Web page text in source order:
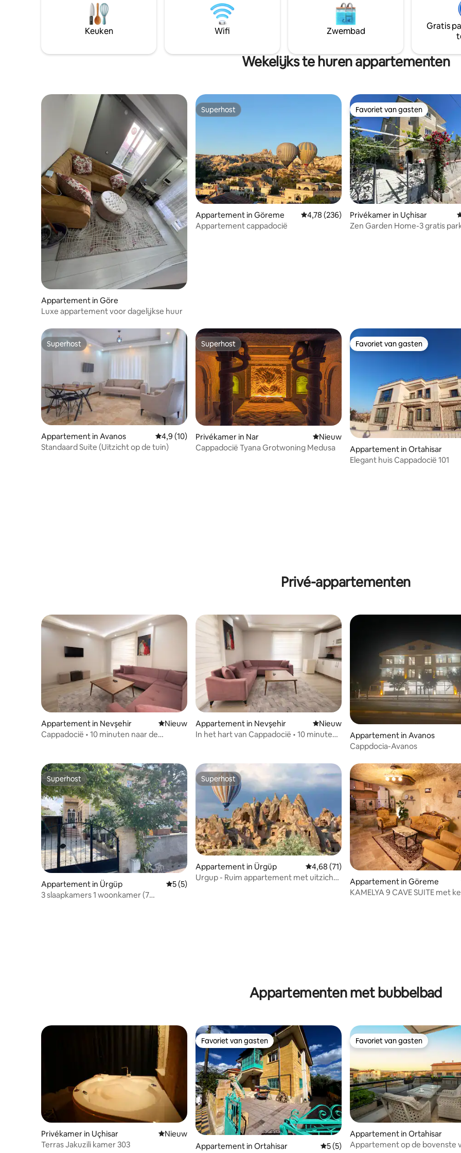
Een onvergetelijke Cappadocië-ervaring
wacht op je met zijn warme sfeer,
centrale ligging en rust!
voor een langer verblijf. Geniet van de
charme van Göreme en zie de ballonnen
opstijgen voor de deur
airconditioning, wifi en gratis
Het appartement bevindt zich
begane grond en heeft geen
Keuken Wifi Zwembad
Gratis
Wekelijks te huren appartementen
Appartement in Göre
Luxe appartement voor dagelijkse huur
Superhost
Superhost
Appartement in Göreme Gemiddelde beoordeling van 4,78 uit 5, 236
4,78 (236)
Appartement cappadocië
Favoriet van gasten
Favoriet van gasten
Privékamer in Uçhisar
Zen Garden Home-3 gratis
Superhost
Superhost
Appartement in Avanos Gemiddelde beoordeling van 4,9 uit 5, 10 recensies
4,9 (10)
Standaard Suite (Uitzicht op de tuin)
Superhost
Superhost
Privékamer in Nar Nieuwe accommodatie
Nieuw
Cappadocië Tyana Grotwoning Medusa
Favoriet van gasten
Favoriet van gasten
Appartement in Ortahisar
Elegant huis Cappadocië 101
Privé-appartementen
Appartement in Nevşehir Nieuwe accommodatie
Nieuw
Cappadocië • 10 minuten naar de
Appartement in Nevşehir Nieuwe accommodatie
Nieuw
In het hart van Cappadocië • 10 minuten
Appartement in Avanos
Cappdocia-Avanos
Superhost
Superhost
Appartement in Ürgüp Gemiddelde beoordeling van 5 uit 5, 5 recensies
5 (5)
3 slaapkamers 1 woonkamer (7
Superhost
Superhost
Appartement in Ürgüp Gemiddelde beoordeling van 4,68 uit 5, 71
4,68 (71)
Urgup - Ruim appartement met uitzicht
Appartement in Göreme
KAMELYA 9 CAVE SUITE met
Appartementen met bubbelbad
Privékamer in Uçhisar Nieuwe accommodatie
Nieuw
Terras Jakuzili kamer 303
Favoriet van gasten
Favoriet van gasten
Appartement in Ortahisar Gemiddelde beoordeling van 5 uit 5, 5
5 (5)
Favoriet van gasten
Favoriet van gasten
Appartement in Ortahisar
Appartement op de bovenste